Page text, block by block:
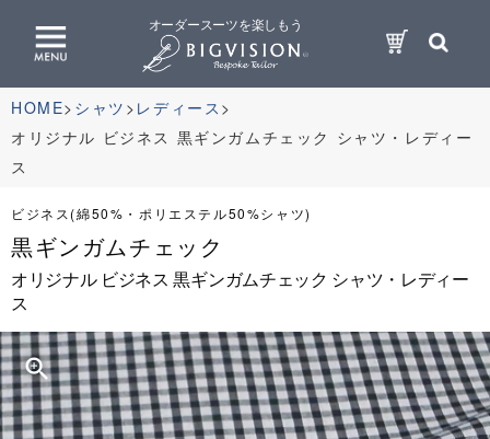
オーダースーツを楽しもう
HOME シャツ
レディース
オリジナル ビジネス 黒ギンガムチェック シャツ・レディー
ス
ビジネス(綿50%・ポリエステル50%シャツ)
黒ギンガムチェック
オリジナル ビジネス 黒ギンガムチェック シャツ・レディー
ス
zoom_in